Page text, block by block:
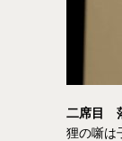
二席目
狸の噺は